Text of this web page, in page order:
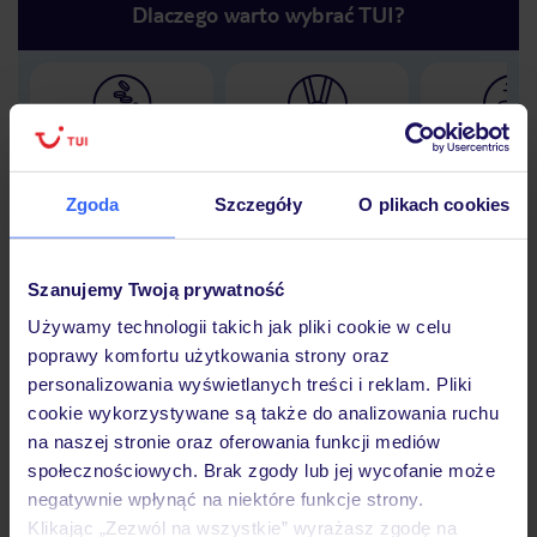
Zgoda Szczegóły O plikach cookies
Szanujemy Twoją prywatność
Używamy technologii takich jak pliki cookie w celu
poprawy komfortu użytkowania strony oraz
personalizowania wyświetlanych treści i reklam. Pliki
cookie wykorzystywane są także do analizowania ruchu
na naszej stronie oraz oferowania funkcji mediów
społecznościowych. Brak zgody lub jej wycofanie może
negatywnie wpłynąć na niektóre funkcje strony.
Klikając „Zezwól na wszystkie” wyrażasz zgodę na
Dlaczego warto wybrać TUI?
Lider niskich cen 30 lat w
Hotel
Opinie
Pokoje